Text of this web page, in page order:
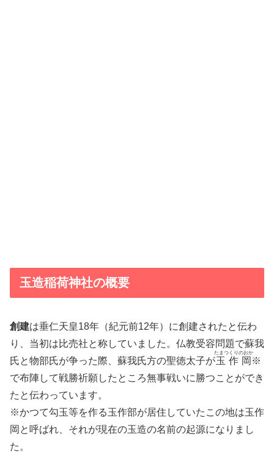
玉造稲荷神社の概要
創建は垂仁天皇18年（紀元前12年）に創建されたと伝わ
り、当初は比売社と称していました。仏教受容問題で蘇我
氏と物部氏が争った際、蘇我氏方の聖徳太子が玉作岡
たまつくりのおか
※
で布陣して戦勝祈願したところ無事戦いに勝つことができ
たと伝わっています。
※かつて勾玉等を作る玉作部が居住していたこの地は玉作
岡と呼ばれ、それが現在の玉造の名前の起源になりまし
た。